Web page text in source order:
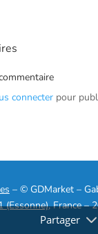
connecterpour
– © GDMarket –
(Essonne), France –